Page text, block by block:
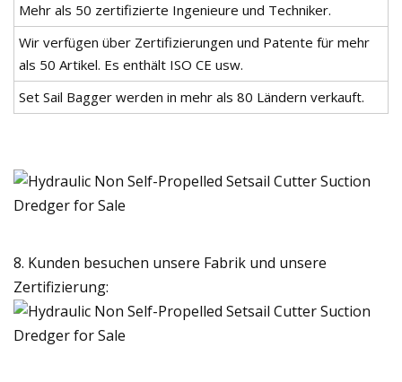
Mehr als 50 zertifizierte Ingenieure und Techniker.
Wir verfügen über Zertifizierungen und Patente für mehr
als 50 Artikel. Es enthält ISO CE usw.
Set Sail Bagger werden in mehr als 80 Ländern verkauft.
8. Kunden besuchen unsere Fabrik und unsere
Zertifizierung: